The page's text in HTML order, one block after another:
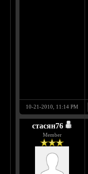
10-21-2010, 11:14 PM
стасян76
Member